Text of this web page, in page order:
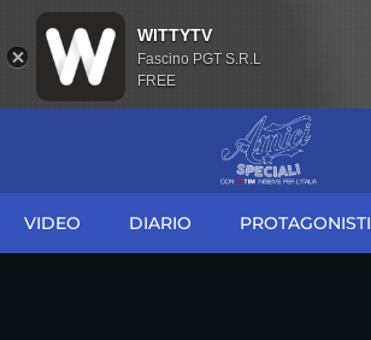
VIDEO DIARIO PROTAGONISTI
WITTYTV
Fascino PGT S.R.L
FREE